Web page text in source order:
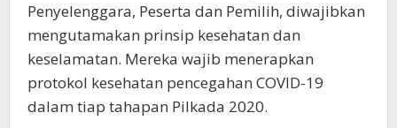
Penyelenggara, Peserta dan Pemilih, diwajibkan
mengutamakan prinsip kesehatan dan
keselamatan. Mereka wajib menerapkan
protokol kesehatan pencegahan COVID-19
dalam tiap tahapan Pilkada 2020.